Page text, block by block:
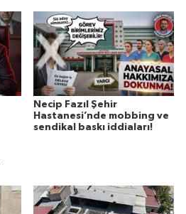
Necip Fazıl Şehir
Hastanesi’nde mobbing ve
sendikal baskı iddiaları!